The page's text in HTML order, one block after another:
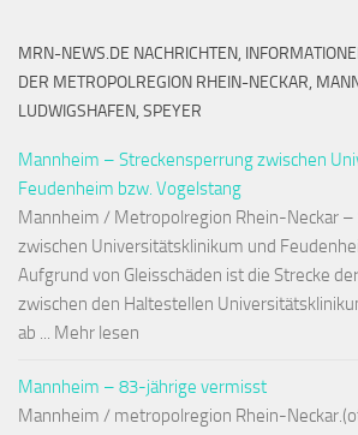
MRN-NEWS.DE NACHRICHTEN,
DER METROPOLREGION RHEIN-NECKAR,
LUDWIGSHAFEN, SPEYER
Mannheim – Streckensperrung zwischen
Feudenheim bzw. Vogelstang
Mannheim / Metropolregion Rhein-Neckar
zwischen Universitätsklinikum und
Aufgrund von Gleisschäden ist die Strecke
zwischen den Haltestellen
ab ... Mehr lesen
Mannheim – 83-jährige vermisst
Mannheim / metropolregion Rhein-